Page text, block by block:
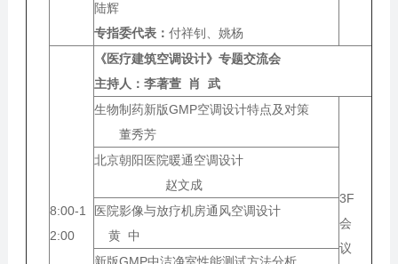
陆辉
专指委代表： 付祥钊、姚杨
8:00-1
2:00
《医疗建筑空调设计》专题交流会
主持人： 李著萱 肖 武
生物制药新版GMP空调设计特点及对策
董秀芳
3F
会
议
北京朝阳医院暖通空调设计
赵文成
医院影像与放疗机房通风空调设计
黄 中